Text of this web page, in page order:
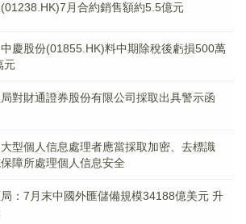
月合約銷售額約5.5億元
中慶股份(01855.HK)料中期除稅後虧損500萬
元
對財通證券股份有限公司採取出具警示函
型個人信息處理者應當採取加密、去標識
障所處理個人信息安全
：7月末中國外匯儲備規模34188億美元 升